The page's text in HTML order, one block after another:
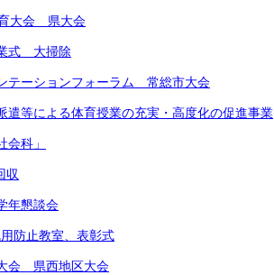
大会 県大会
式 大掃除
テーションフォーラム 常総市大会
等による体育授業の充実・高度化の促進事業
科」
収
懇談会
防止教室、表彰式
会 県西地区大会